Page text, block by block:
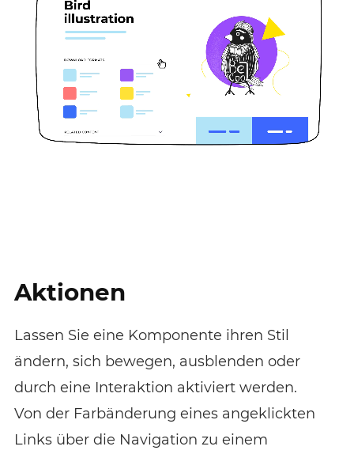
Aktionen
Lassen Sie eine Komponente ihren Stil
ändern, sich bewegen, ausblenden oder
durch eine Interaktion aktiviert werden.
Von der Farbänderung eines angeklickten
Links über die Navigation zu einem